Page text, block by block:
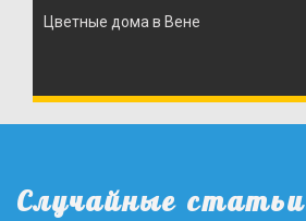
Цветные дома в Вене
Случайные статьи